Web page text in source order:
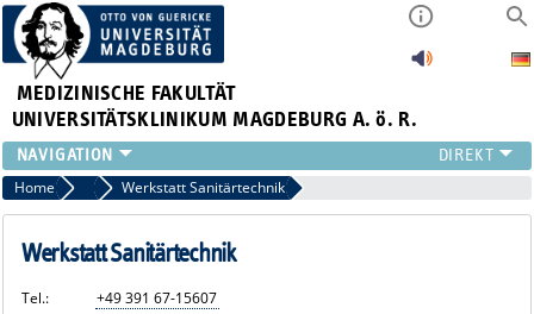
MEDIZINISCHE FAKULTÄT
UNIVERSITÄTSKLINIKUM MAGDEBURG A. ö. R.
INSTITUTE
KLINIKEN
ZENTRALE EINRICHTUNGEN
PRESSE
Home G4.2.3 Wärme-/Sanitärtechnik und Energiewirtschaft
Werkstatt Sanitärtechnik
Werkstatt Sanitärtechnik
Tel.:
+49 391 67-15607